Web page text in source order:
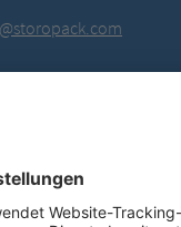
LinkedIn